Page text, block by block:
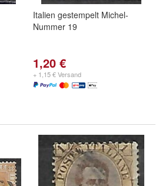
Italien gestempelt Michel-
Nummer 19
1,20 €
+ 1,15 € Versand